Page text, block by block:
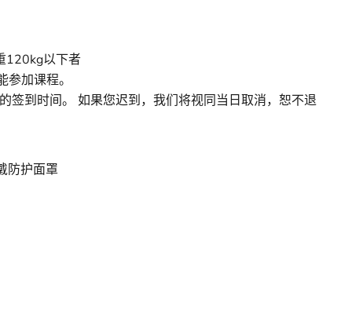
120kg以下者
加课程。
签到时间。 如果您迟到，我们将视同当日取消，恕不退
防护面罩